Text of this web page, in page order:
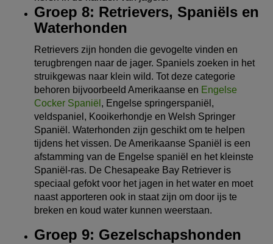
Groep 8: Retrievers, Spaniëls en
Waterhonden
Retrievers zijn honden die gevogelte vinden en
terugbrengen naar de jager. Spaniels zoeken in het
struikgewas naar klein wild. Tot deze categorie
behoren bijvoorbeeld Amerikaanse en Engelse
Cocker Spaniël , Engelse springerspaniël,
veldspaniel, Kooikerhondje en Welsh Springer
Spaniël. Waterhonden zijn geschikt om te helpen
tijdens het vissen. De Amerikaanse Spaniël is een
afstamming van de Engelse spaniël en het kleinste
Spaniël-ras. De Chesapeake Bay Retriever is
speciaal gefokt voor het jagen in het water en moet
naast apporteren ook in staat zijn om door ijs te
breken en koud water kunnen weerstaan.
Groep 9: Gezelschapshonden